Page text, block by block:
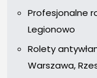
Profesjonalne
Legionowo
Rolety
Warszawa,